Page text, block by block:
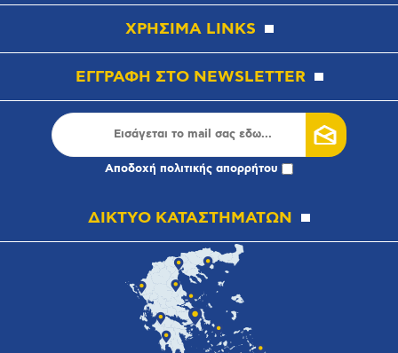
ΧΡΗΣΙΜΑ LINKS
ΕΓΓΡΑΦΗ ΣΤΟ NEWSLETTER
Αποδοχή πολιτικής απορρήτου
ΔΙΚΤΥΟ ΚΑΤΑΣΤΗΜΑΤΩΝ